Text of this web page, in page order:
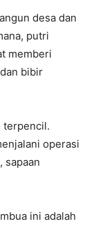
desa dan
putri
memberi
bibir
terpencil.
operasi
sapaan
ini adalah